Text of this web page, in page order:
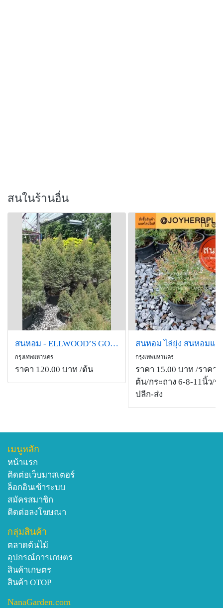
สนในร้านอื่น
สนหอม - ELLWOOD’S GOLD (กทม)
กรุงเทพมหานคร
ราคา 120.00 บาท /ต้น
กรุงเทพมหานคร
ราคา 15.00 บาท /ราคาเ
ต้น/กระถาง 6-8-11นิ้ว/ข
ปลีก-ส่ง
เมนูหลัก
หน้าแรก
ติดต่อเว็บมาสเตอร์
ล็อกอินเข้าระบบ
สมัครสมาชิก
ติดต่อลงโฆษณา
กลุ่มสินค้า
ตลาดต้นไม้
อุปกรณ์การเกษตร
สินค้าเกษตร
สินค้า OTOP
NanaGarden.com